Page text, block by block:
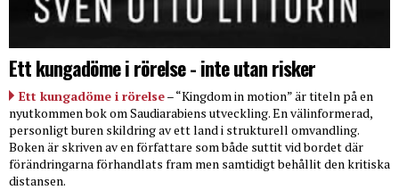
Ett kungadöme i rörelse - inte utan risker
Ett kungadöme i rörelse– “Kingdom in motion” är titeln på en
nyutkommen bok om Saudiarabiens utveckling. En välinformerad,
personligt buren skildring av ett land i strukturell omvandling.
Boken är skriven av en författare som både suttit vid bordet där
förändringarna förhandlats fram men samtidigt behållit den kritiska
distansen.